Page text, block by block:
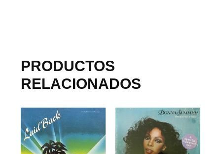
PRODUCTOS
RELACIONADOS